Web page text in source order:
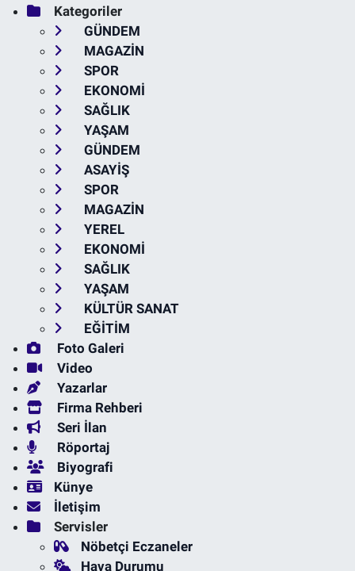
Kategoriler
GÜNDEM
MAGAZİN
SPOR
EKONOMİ
SAĞLIK
YAŞAM
GÜNDEM
ASAYİŞ
SPOR
MAGAZİN
YEREL
EKONOMİ
SAĞLIK
YAŞAM
KÜLTÜR SANAT
EĞİTİM
Foto Galeri
Video
Yazarlar
Firma Rehberi
Seri İlan
Röportaj
Biyografi
Künye
İletişim
Servisler
Nöbetçi Eczaneler
Hava Durumu